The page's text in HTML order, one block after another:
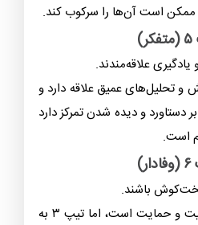
علاقه‌مندند.
و تحلیل‌های عمیق علاقه دارد و
دستاورد و دیده شدنتمرکز دارد
است.
باشند.
تیپ ۶ به دنبال امنیت و حمایت است، اما تیپ ۳ به